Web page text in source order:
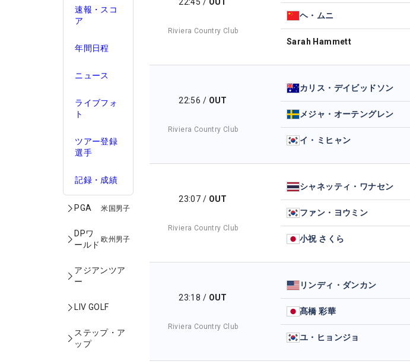
速報・スコ
ア
年間日程
ニュース
ライブフォ
ト
ツアー登録
選手
記録・成績
PGA 米国男子
DPワ
ールド
欧州男子
アジアンツア
ー
LIV GOLF
ステップ・ア
ップ
Riviera Country Club
ヘ・ムニ
Sarah Hammett
22:56 / OUT
Riviera Country Club
カリス・デイビッドソン
メジャ・オーテングレン
イ・ミヒャン
23:07 / OUT
Riviera Country Club
シャネッティ・ワナセン
ファン・ヨウミン
小祝 さくら
23:18 / OUT
Riviera Country Club
リンディ・ダンカン
髙橋 彩華
ユ・ヒョンジョ